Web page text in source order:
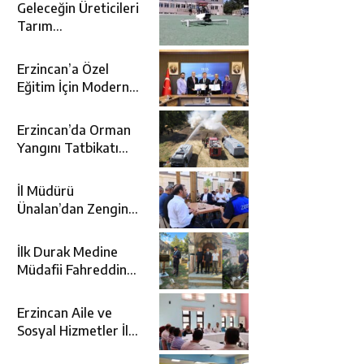
Geleceğin Üreticileri
Tarım
Tanışıyor
Erzincan’a Özel
Eğitim İçin Modern
Eğitim Meslek Okulu
Protokolü İmzalandı
Erzincan’da Orman
Yangını Tatbikatı
İl Müdürü
Ünalan’dan Zengin
Ziyareti
İlk Durak Medine
Müdafii Fahreddin
Kabri
Erzincan Aile ve
Sosyal Hizmetler İl